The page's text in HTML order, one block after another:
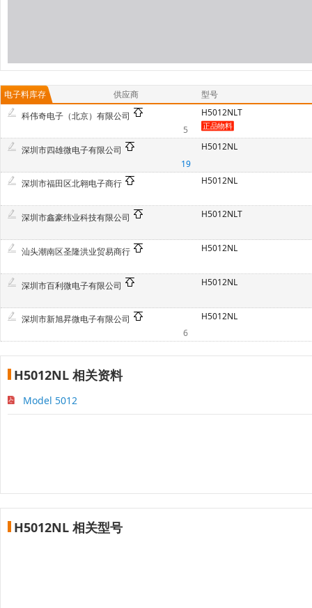
电子料库存 供应商
型号
科伟奇电子（北京）有限公司
5
H5012NLT
深圳市四雄微电子有限公司
19
H5012NL
深圳市福田区北翱电子商行 H5012NL
深圳市鑫豪纬业科技有限公司 H5012NLT
汕头潮南区圣隆洪业贸易商行 H5012NL
深圳市百利微电子有限公司 H5012NL
深圳市新旭昇微电子有限公司
6
H5012NL
H5012NL 相关资料
Model 5012
H5012NL 相关型号